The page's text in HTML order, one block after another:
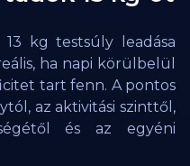
kg testsúly leadása
ha napi körülbelül
tart fenn. A pontos
az aktivitási szinttől,
és az egyéni